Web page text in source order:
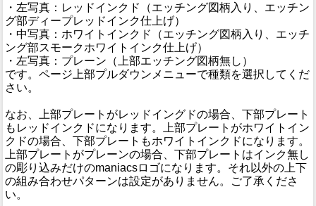
・左写真：レッドインクド（エッチング図柄入り、エッチン
グ部ディープレッドインク仕上げ）
・中写真：ホワイトインクド（エッチング図柄入り、エッチ
ング部スモークホワイトインク仕上げ）
・左写真：プレーン（上部エッチング図柄無し）
です。ページ上部プルダウンメニューで種類を選択してくだ
さい。
なお、上部プレートがレッドイングドの場合、下部プレート
もレッドインクドになります。上部プレートがホワイトイン
クドの場合、下部プレートもホワイトインクドになります。
上部プレートがプレーンの場合、下部プレートはインク無し
の彫り込みだけのmaniacsロゴになります。それ以外の上下
の組み合わせパターンは設定がありません。ご了承くださ
い。